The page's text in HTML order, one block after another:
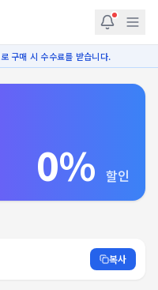
구매 시 수수료를 받습니다.
0% 할인
복사